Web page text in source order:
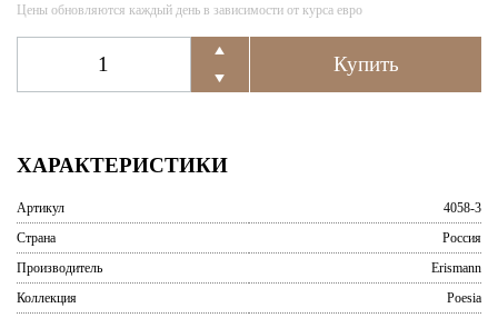
Цены обновляются каждый день в зависимости от курса евро
ХАРАКТЕРИСТИКИ
Артикул
4058-3
Страна
Россия
Производитель
Erismann
Коллекция
Poesia